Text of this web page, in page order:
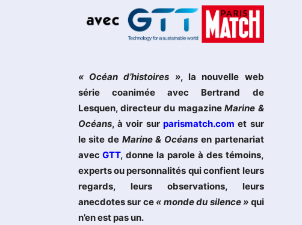
« Océan d’histoires », la nouvelle web
série coanimée avec Bertrand de
Lesquen, directeur du magazineMarine &
Océans, à voir sur parismatch.com et sur
le site de Marine & Océans en partenariat
avecGTT, donne la parole à des témoins,
experts ou personnalités qui confient leurs
regards, leurs observations, leurs
anecdotes sur ce « monde du silence » qui
n’en est pas un.